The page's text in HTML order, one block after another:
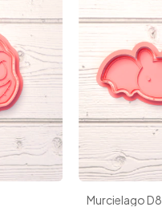
Murcielago D8